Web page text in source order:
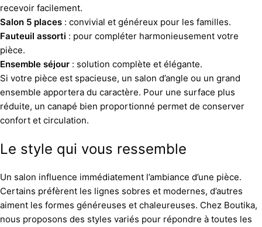
recevoir facilement.
Salon 5 places : convivial et généreux pour les familles.
Fauteuil assorti : pour compléter harmonieusement votre
pièce.
Ensemble séjour : solution complète et élégante.
Si votre pièce est spacieuse, un salon d’angle ou un grand
ensemble apportera du caractère. Pour une surface plus
réduite, un canapé bien proportionné permet de conserver
confort et circulation.
Le style qui vous ressemble
Un salon influence immédiatement l’ambiance d’une pièce.
Certains préfèrent les lignes sobres et modernes, d’autres
aiment les formes généreuses et chaleureuses. Chez Boutika,
nous proposons des styles variés pour répondre à toutes les